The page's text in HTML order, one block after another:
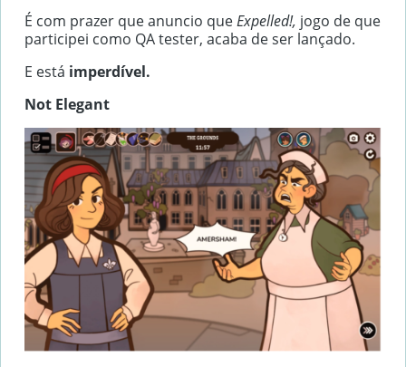
É com prazer que anuncio queExpelled!, jogo de que
participei como QA tester, acaba de ser lançado.
E está imperdível.
Not Elegant